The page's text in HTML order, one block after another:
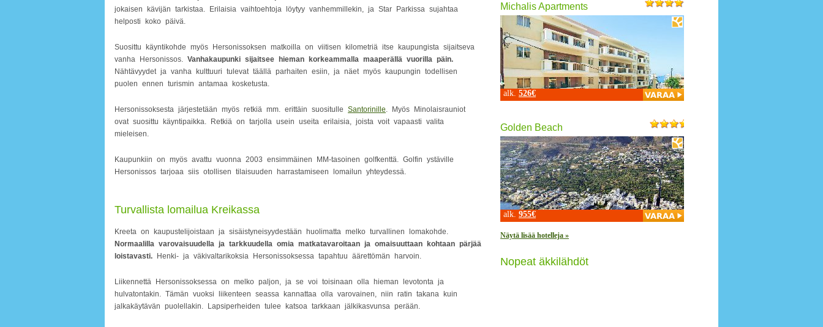
jokaisen kävijän tarkistaa. Erilaisia vaihtoehtoja löytyy vanhemmillekin, ja Star Parkissa sujahtaa
helposti koko päivä.
Suosittu käyntikohde myös Hersonissoksen matkoilla on viitisen kilometriä itse kaupungista sijaitseva
vanha Hersonissos. Vanhakaupunki sijaitsee hieman korkeammalla maaperällä vuorilla päin.
Nähtävyydet ja vanha kulttuuri tulevat täällä parhaiten esiin, ja näet myös kaupungin todellisen
puolen ennen turismin antamaa kosketusta.
Hersonissoksesta järjestetään myös retkiä mm. erittäin suositulle Santorinille. Myös Minolaisrauniot
ovat suosittu käyntipaikka. Retkiä on tarjolla usein useita erilaisia, joista voit vapaasti valita
mieleisen.
Kaupunkiin on myös avattu vuonna 2003 ensimmäinen MM-tasoinen golfkenttä. Golfin ystäville
Hersonissos tarjoaa siis otollisen tilaisuuden harrastamiseen lomailun yhteydessä.
Turvallista lomailua Kreikassa
Kreeta on kaupustelijoistaan ja sisäistyneisyydestään huolimatta melko turvallinen lomakohde.
Normaalilla varovaisuudella ja tarkkuudella omia matkatavaroitaan ja omaisuuttaan kohtaan pärjää
loistavasti. Henki- ja väkivaltarikoksia Hersonissoksessa tapahtuu äärettömän harvoin.
Liikennettä Hersonissoksessa on melko paljon, ja se voi toisinaan olla hieman levotonta ja
hulvatontakin. Tämän vuoksi liikenteen seassa kannattaa olla varovainen, niin ratin takana kuin
jalkakäytävän puolellakin. Lapsiperheiden tulee katsoa tarkkaan jälkikasvunsa perään.
Michalis Apartments
alk. 526€
Golden Beach
alk. 955€
Näytä lisää hotelleja »
Nopeat äkkilähdöt